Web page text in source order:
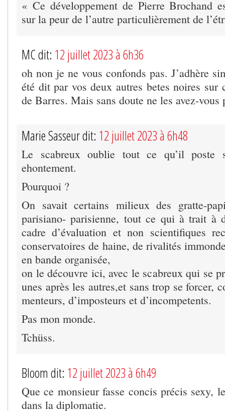
« Ce développement de Pierre Brochand
sur la peur de l’autre particulièrement de
MC dit: 12 juillet 2023 à 6h36
oh non je ne vous confonds pas. J’adhère
été dit par vos deux autres betes noires sur
de Barres. Mais sans doute ne les avez-
Marie Sasseur dit: 12 juillet 2023 à 6h48
Le scabreux oublie tout ce qu’il poste
ehontement.
Pourquoi ?
On savait certains milieux des gratte-
parisiano- parisienne, tout ce qui à trait à
cadre d’évaluation et non scientifiques
conservatoires de haine, de rivalités
en bande organisée,
on le découvre ici, avec le scabreux qui se
unes après les autres,et sans trop se forcer,
menteurs, d’imposteurs et d’incompetents.
Pas mon monde.
Tchüss.
Bloom dit: 12 juillet 2023 à 6h49
Que ce monsieur fasse concis précis sexy,
dans la diplomatie.